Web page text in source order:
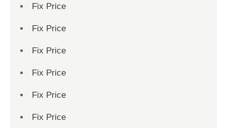
Fix Price
Fix Price
Fix Price
Fix Price
Fix Price
Fix Price